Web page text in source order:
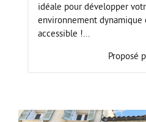
idéale pour développer
environnement
accessible !...
Proposé